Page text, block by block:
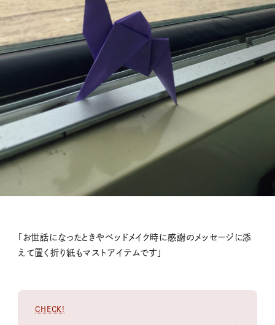
「お世話になったときやベッドメイク時に感謝のメッセージに添
えて置く折り紙もマストアイテムです」
CHECK!